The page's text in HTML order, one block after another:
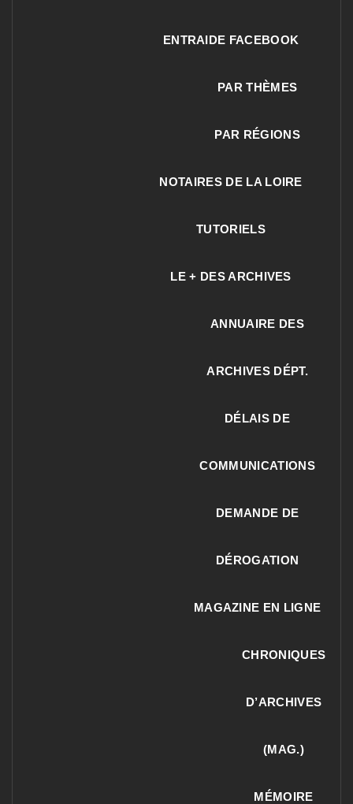
ENTRAIDE FACEBOOK
PAR THÈMES
PAR RÉGIONS
NOTAIRES DE LA LOIRE
TUTORIELS
LE + DES ARCHIVES
ANNUAIRE DES
ARCHIVES DÉPT.
DÉLAIS DE
COMMUNICATIONS
DEMANDE DE
DÉROGATION
MAGAZINE EN LIGNE
CHRONIQUES
D’ARCHIVES
(MAG.)
MÉMOIRE